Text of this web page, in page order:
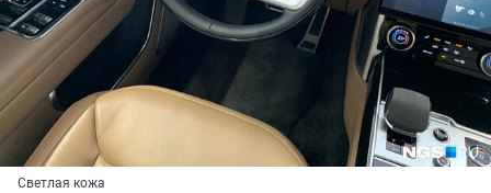
Светлая кожа